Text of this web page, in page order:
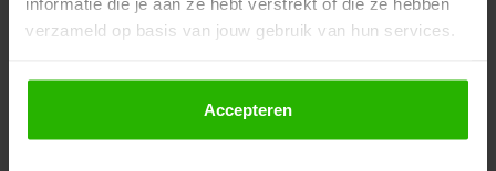
verzameld op basis van jouw gebruik van hun services.
Als je op "Accepteer" klikt, dan geef je Voordeeluitjes.nl
toestemming om cookies voor social media en
gepersonaliseerde advertenties te plaatsen.
Accepteren
information).